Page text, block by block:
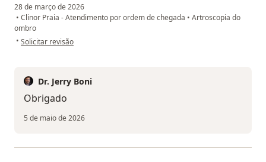
28 de março de 2026
• Clinor Praia - Atendimento por ordem de chegada • Artroscopia do
ombro
• na opinião do utilizador Wesley
Solicitar revisão
Dr. Jerry Boni
Obrigado
5 de maio de 2026